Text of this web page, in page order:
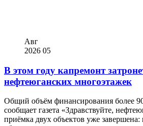
Авг
2026 05
В этом году капремонт
нефтеюганских многоэтажек
Общий объём финансирования более
сообщает газета «Здравствуйте,
приёмка двух объектов уже завершена: